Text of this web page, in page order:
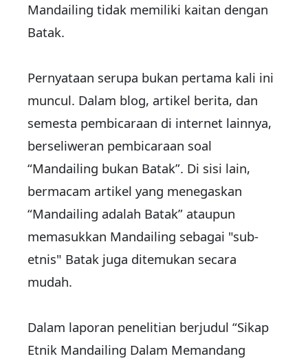
Mandailing tidak memiliki kaitan dengan
Batak.
Pernyataan serupa bukan pertama kali ini
muncul. Dalam blog, artikel berita, dan
semesta pembicaraan di internet lainnya,
berseliweran pembicaraan soal
“Mandailing bukan Batak”. Di sisi lain,
bermacam artikel yang menegaskan
“Mandailing adalah Batak” ataupun
memasukkan Mandailing sebagai "sub-
etnis" Batak juga ditemukan secara
mudah.
Dalam laporan penelitian berjudul “Sikap
Etnik Mandailing Dalam Memandang